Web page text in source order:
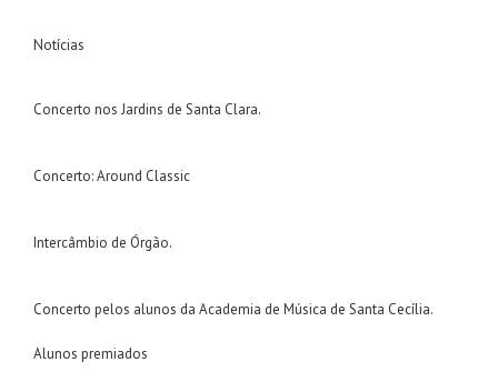
Notícias
Concerto nos Jardins de Santa Clara.
Concerto: Around Classic
Intercâmbio de Órgão.
Concerto pelos alunos da Academia de Música de Santa Cecília.
Alunos premiados